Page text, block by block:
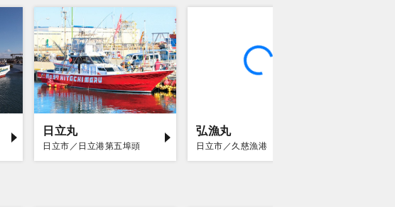
日立丸
日立市／日立港第五埠頭
弘漁丸
日立市／久慈漁港